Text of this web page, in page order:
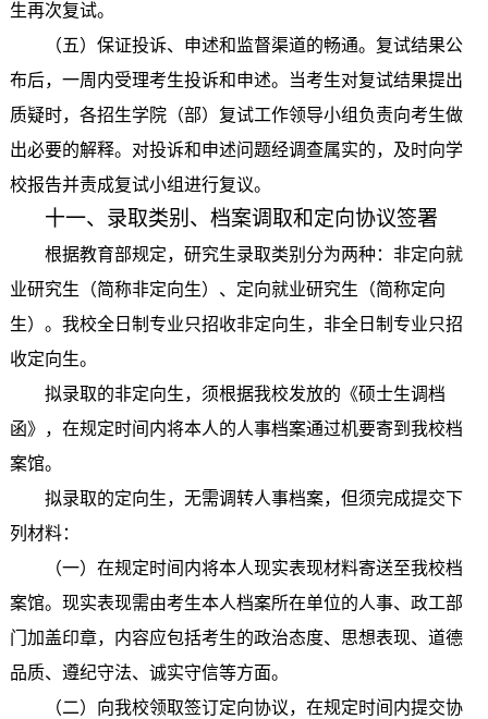
生再次复试。
（五）保证投诉、申述和监督渠道的畅通。复试结果公
布后，一周内受理考生投诉和申述。当考生对复试结果提出
质疑时，各招生学院（部）复试工作领导小组负责向考生做
出必要的解释。对投诉和申述问题经调查属实的，及时向学
校报告并责成复试小组进行复议。
十一、录取类别、档案调取和定向协议签署
根据教育部规定，研究生录取类别分为两种：非定向就
业研究生（简称非定向生）、定向就业研究生（简称定向
生）。我校全日制专业只招收非定向生，非全日制专业只招
收定向生。
拟录取的非定向生，须根据我校发放的《硕士生调档
函》，在规定时间内将本人的人事档案通过机要寄到我校档
案馆。
拟录取的定向生，无需调转人事档案，但须完成提交下
列材料：
（一）在规定时间内将本人现实表现材料寄送至我校档
案馆。现实表现需由考生本人档案所在单位的人事、政工部
门加盖印章，内容应包括考生的政治态度、思想表现、道德
品质、遵纪守法、诚实守信等方面。
（二）向我校领取签订定向协议，在规定时间内提交协